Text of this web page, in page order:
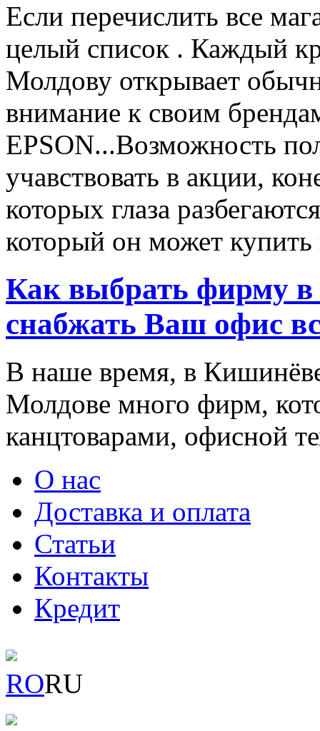
Если перечислить все
целый список . Каждый
Молдову открывает
внимание к своим
EPSON...Возможность
учавствовать в акции,
которых глаза
который он может купить
Как выбрать фирму в
снабжать Ваш офис
В наше время, в
Молдове много фирм,
канцтоварами, офисной
О нас
Доставка и оплата
Статьи
Контакты
Кредит
RORU